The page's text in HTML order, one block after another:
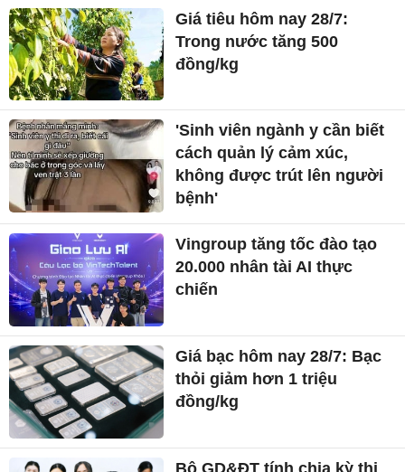
Giá tiêu hôm nay 28/7:
Trong nước tăng 500
đồng/kg
'Sinh viên ngành y cần biết
cách quản lý cảm xúc,
không được trút lên người
bệnh'
Vingroup tăng tốc đào tạo
20.000 nhân tài AI thực
chiến
Giá bạc hôm nay 28/7: Bạc
thỏi giảm hơn 1 triệu
đồng/kg
Bộ GD&ĐT tính chia kỳ thi